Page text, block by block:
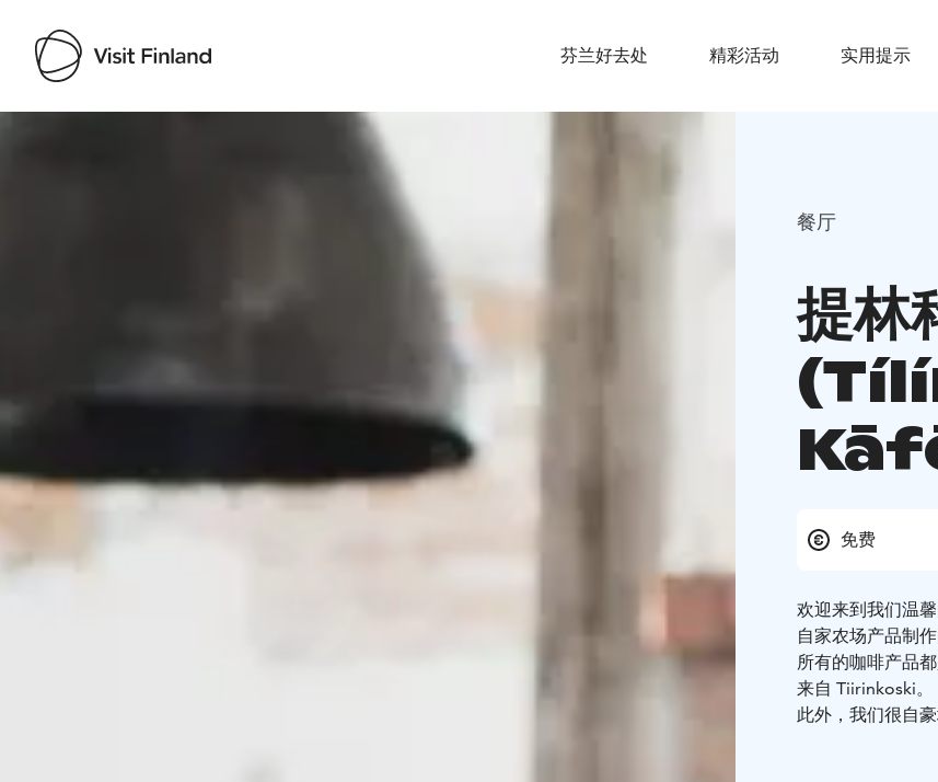
芬兰好去处 精彩活动 实用提示
Visit Finland
餐厅
提林
免费
欢迎来到我们温
自家农场产品制
所有的咖啡产品
来自 Tiirinkoski。
此外，我们很自